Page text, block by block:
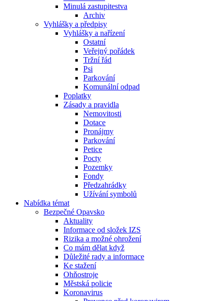
Minulá zastupitestva
Archiv
Vyhlášky a předpisy
Vyhlášky a nařízení
Ostatní
Veřejný pořádek
Tržní řád
Psi
Parkování
Komunální odpad
Poplatky
Zásady a pravidla
Nemovitosti
Dotace
Pronájmy
Parkování
Petice
Pocty
Pozemky
Fondy
Předzahrádky
Užívání symbolů
Nabídka témat
Bezpečné Opavsko
Aktuality
Informace od složek IZS
Rizika a možné ohrožení
Co mám dělat když
Důležité rady a informace
Ke stažení
Ohňostroje
Městská policie
Koronavirus